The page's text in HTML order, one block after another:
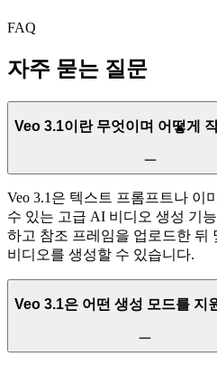
FAQ
자주 묻는 질문
Veo 3.1이란 무엇이며 어떻게
Veo 3.1은 텍스트 프롬프트나 이
수 있는 고급 AI 비디오 생성 기
하고 참조 프레임을 업로드한 뒤
비디오를 생성할 수 있습니다.
Veo 3.1은 어떤 생성 모드를 지